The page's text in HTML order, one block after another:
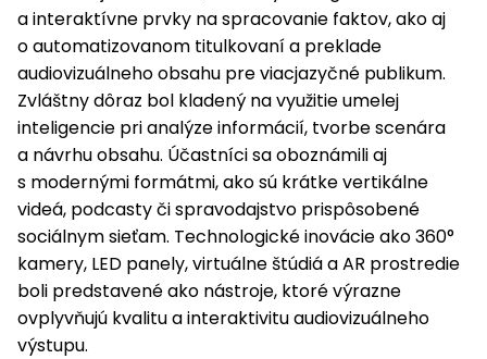
a interaktívne prvky na spracovanie faktov, ako aj
o automatizovanom titulkovaní a preklade
audiovizuálneho obsahu pre viacjazyčné publikum.
Zvláštny dôraz bol kladený na využitie umelej
inteligencie pri analýze informácií, tvorbe scenára
a návrhu obsahu. Účastníci sa oboznámili aj
s modernými formátmi, ako sú krátke vertikálne
videá, podcasty či spravodajstvo prispôsobené
sociálnym sieťam. Technologické inovácie ako 360°
kamery, LED panely, virtuálne štúdiá a AR prostredie
boli predstavené ako nástroje, ktoré výrazne
ovplyvňujú kvalitu a interaktivitu audiovizuálneho
výstupu.